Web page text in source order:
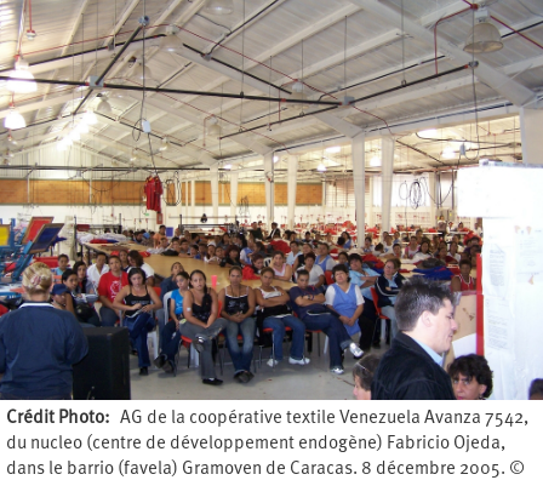
Crédit Photo
AG de la coopérative textile Venezuela Avanza 7542,
du nucleo (centre de développement endogène) Fabricio Ojeda,
dans le barrio (favela) Gramoven de Caracas. 8 décembre 2005. ©